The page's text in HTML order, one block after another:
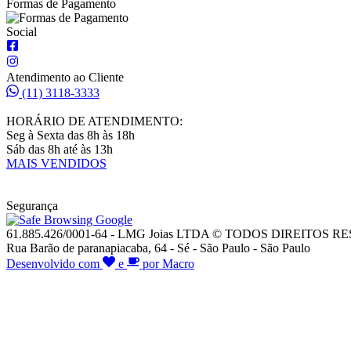
Formas de Pagamento
Social
Atendimento ao Cliente
(11) 3118-3333
HORÁRIO DE ATENDIMENTO:
Seg à Sexta das 8h às 18h
Sáb das 8h até às 13h
MAIS VENDIDOS
Segurança
61.885.426/0001-64 - LMG Joias LTDA © TODOS DIREITOS
Rua Barão de paranapiacaba, 64 - Sé - São Paulo - São Paulo
Desenvolvido com
e por Macro